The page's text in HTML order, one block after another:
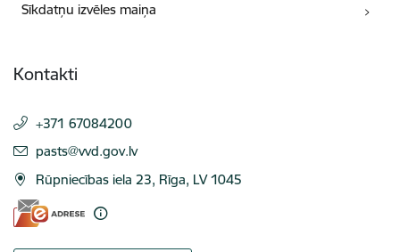
Sīkdatņu izvēles maiņa
Kontakti
+371 67084200
E-pasts:
pasts@vvd.gov.lv
Rūpniecības iela 23, Rīga, LV 1045